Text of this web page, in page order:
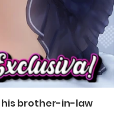
his brother-in-law